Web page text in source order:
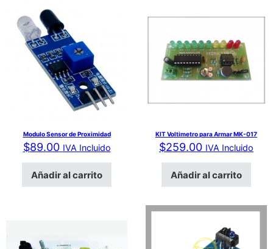
Modulo Sensor de Proximidad
$89.00 IVA Incluido
Añadir al carrito
KIT Voltimetro para Armar MK-017
$259.00 IVA Incluido
Añadir al carrito